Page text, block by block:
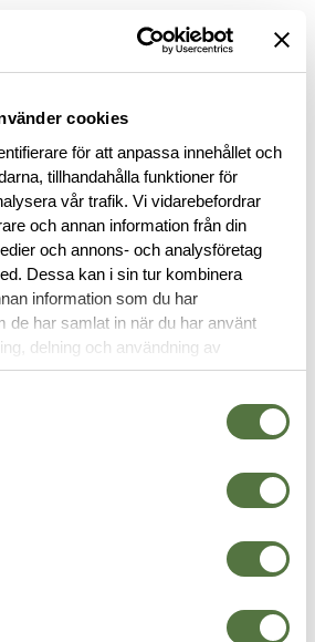
cookies
för att anpassa innehållet och
tillhandahålla funktioner för
vår trafik. Vi vidarebefordrar
och annan information från din
och annons- och analysföretag
Dessa kan i sin tur kombinera
information som du har
de har samlat in när du har använt
delning och användning av
för personalisering av